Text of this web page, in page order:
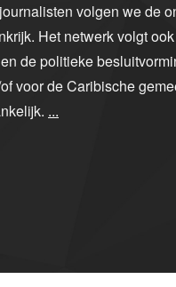
volgen we de
Het netwerk volgt
de politieke
voor de Caribische
...